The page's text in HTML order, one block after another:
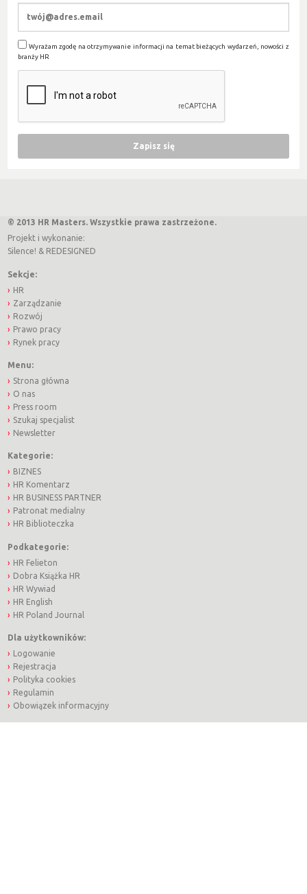
Wyrażam zgodę na otrzymywanie informacji na temat bieżących wydarzeń, nowości z
branży HR
© 2013 HR Masters. Wszystkie prawa zastrzeżone.
Projekt i wykonanie:
Silence! & REDESIGNED
Sekcje:
HR
Zarządzanie
Rozwój
Prawo pracy
Rynek pracy
Menu:
Strona główna
O nas
Press room
Szukaj specjalist
Newsletter
Kategorie:
BIZNES
HR Komentarz
HR BUSINESS PARTNER
Patronat medialny
HR Biblioteczka
Podkategorie:
HR Felieton
Dobra Książka HR
HR Wywiad
HR English
HR Poland Journal
Dla użytkowników:
Logowanie
Rejestracja
Polityka cookies
Regulamin
Obowiązek informacyjny